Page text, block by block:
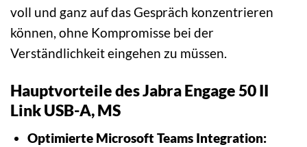
voll und ganz auf das Gespräch konzentrieren
können, ohne Kompromisse bei der
Verständlichkeit eingehen zu müssen.
Hauptvorteile des Jabra Engage 50 II
Link USB-A, MS
Optimierte Microsoft Teams Integration: